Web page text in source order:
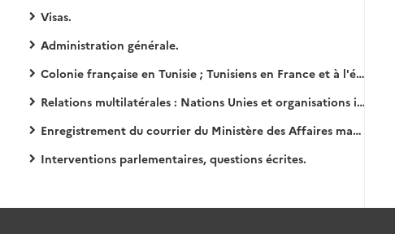
Visas.
Administration générale.
Colonie française en Tunisie ; Tunisiens en France et à l'étranger.
Relations multilatérales : Nations Unies et organisations internationales.
Enregistrement du courrier du Ministère des Affaires marocaines et tunisiennes.
Interventions parlementaires, questions écrites.